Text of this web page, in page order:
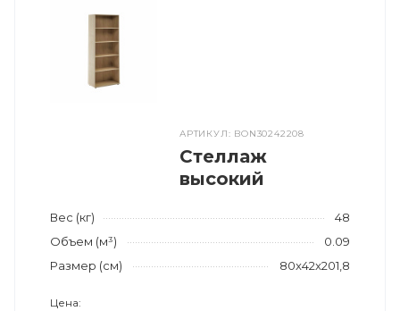
АРТИКУЛ: BON30242208
Стеллаж
высокий
Вес (кг)
48
Объем (м³)
0.09
Размер (см)
80x42x201,8
Цена: